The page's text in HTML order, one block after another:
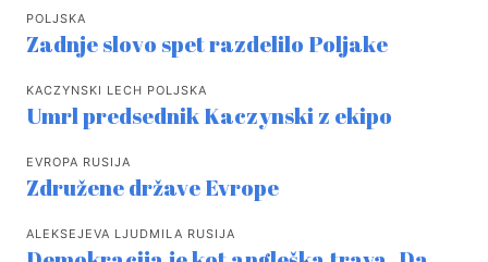
POLJSKA
Zadnje slovo spet razdelilo Poljake
KACZYNSKI LECH POLJSKA
Umrl predsednik Kaczynski z ekipo
EVROPA RUSIJA
Združene države Evrope
ALEKSEJEVA LJUDMILA RUSIJA